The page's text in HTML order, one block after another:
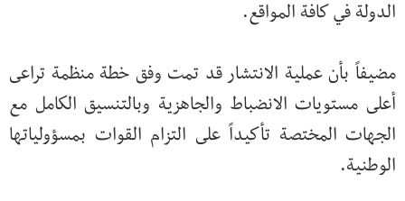
الدولة في كافة المواقع.
مضيفاً بأن عملية الانتشار قد تمت وفق خطة منظمة تراعى
أعلى مستويات الانضباط والجاهزية وبالتنسيق الكامل مع
الجهات المختصة تأكيداً على التزام القوات بمسؤولياتها
الوطنية.